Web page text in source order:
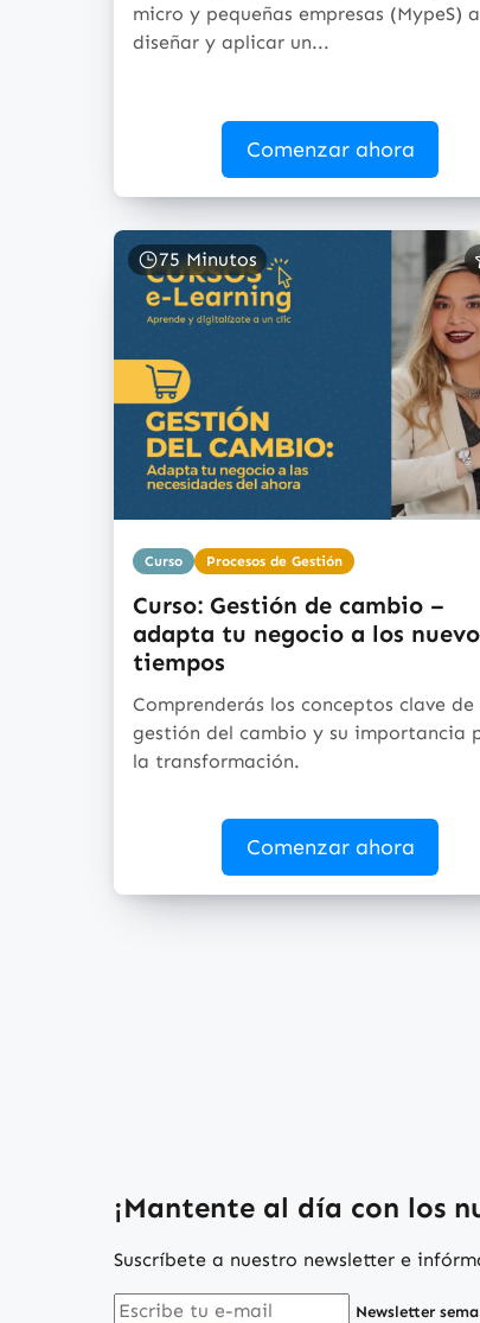
micro y pequeñas empresas (MypeS) a
diseñar y aplicar un...
Comenzar ahora
75 Minutos
Curso Procesos de Gestión
Curso: Gestión de cambio –
adapta tu negocio a los
tiempos
Comprenderás los conceptos clave de
gestión del cambio y su importancia
la transformación.
Comenzar ahora
¡Mantente al día con los
Suscríbete a nuestro newsletter e
Newsletter